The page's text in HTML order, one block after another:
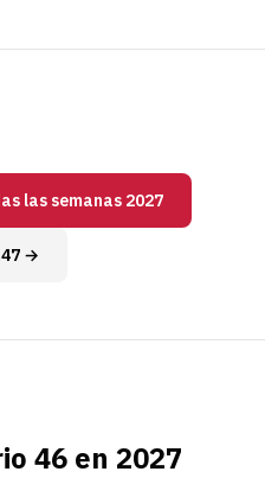
las semanas 2027
→
46 en 2027